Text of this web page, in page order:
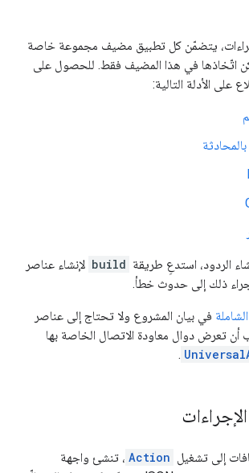
يتضمّن كل تطبيق مضيف مجموعة خاصة
اتّخاذها في هذا المضيف فقط. للحصول على
على الأدلة التالية:
الردود، استدعِ طريقة build لإنشاء عناصر
ذلك إلى حدوث خطأ.
في بيان المشروع ولا تحتاج إلى عناصر
أن تعرض دوال معاودة الاتصال الخاصة بها
.
إلى تشغيل Action ، تنشئ واجهة